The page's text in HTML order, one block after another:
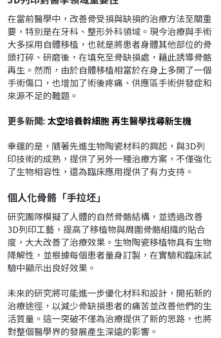
在當前醫學中，改善骨受損與缺損的治療方法至關重
要，特別是在牙科、整形外科領域。現今治療與手術
大多採用自體移植，也就是將患者身體其他部位的骨
頭打碎、研磨後，在填充至骨缺損處，藉此誘導骨骼
再生。然而，由於自體移植相當於在身上多開了一個
手術傷口，也增加了術後疼痛、供應區手術併發症和
來源不足的難題。
更多新聞: 太空培養幹細胞 再生醫學找尋新生機
幸運的是，隨著先進生物陶瓷材料的興起，與3D列
印技術的成熟，提供了另外一種治療方案，不僅強化
了生物相容性，還為臨床應用提供了有力支持。
個人化骨骼「手拉坯」
研究團隊模擬了人體的自然骨骼結構，並透過改善
3D列印工藝，提高了移植物與周圍骨骼組織的貼合
度，大大改善了治療效果。生物陶瓷移植物具有生物
降解性，並根據每個患者量身訂製，在實驗和臨床試
驗中顯示出良好效果。
未來的研究將可能進一步優化材料和設計，開拓新的
治療途徑，以減少骨缺損患者的痛苦並改善他們的生
活質量。這一突破不僅為治療提供了新的思路，也將
對整個醫學界的發展產生深遠的影響。